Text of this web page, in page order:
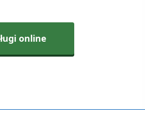
online